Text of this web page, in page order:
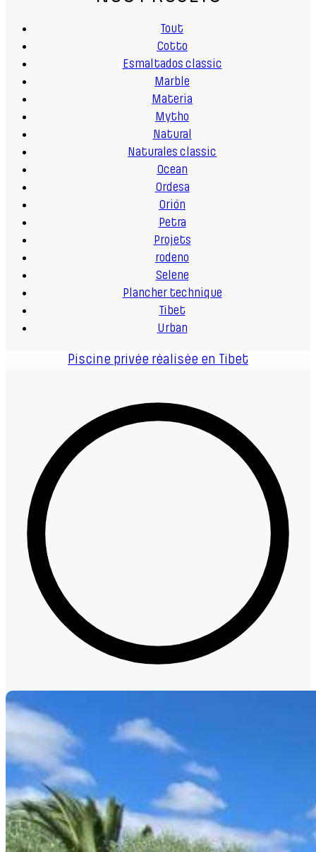
Tout
Cotto
Esmaltados classic
Marble
Materia
Mytho
Natural
Naturales classic
Ocean
Ordesa
Orión
Petra
Projets
rodeno
Selene
Plancher technique
Tibet
Urban
Piscine privée réalisée en Tibet